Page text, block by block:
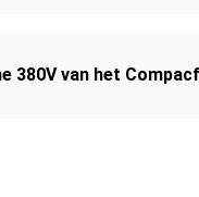
380V van het